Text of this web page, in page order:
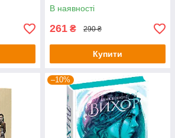
В наявності
261 ₴ 290 ₴
Купити
–10%